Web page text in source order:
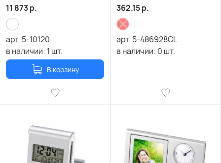
11 873р.
арт. 5-10120
в наличии: 1 шт.
В корзину
362.15р.
арт. 5-486928CL
в наличии: 0 шт.